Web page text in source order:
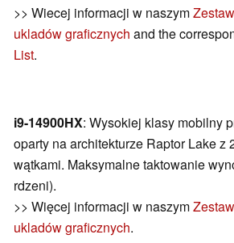
>> Wiecej informacji w naszym
ukladów graficznych and the
List.
i9-14900HX: Wysokiej klasy mobilny
oparty na architekturze Raptor Lake z
wątkami. Maksymalne taktowanie
rdzeni).
>> Więcej informacji w naszym
ukladów graficznych.